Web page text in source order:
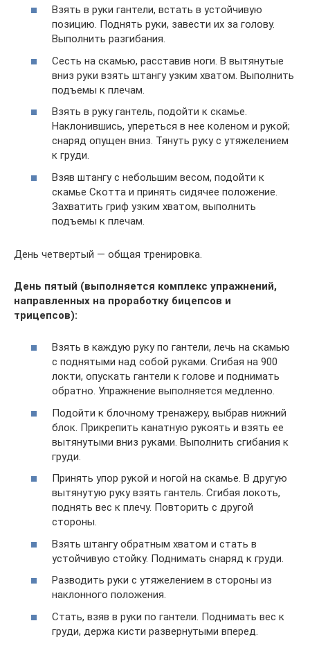
Взять в руки гантели, встать в устойчивую
позицию. Поднять руки, завести их за голову.
Выполнить разгибания.
Сесть на скамью, расставив ноги. В вытянутые
вниз руки взять штангу узким хватом. Выполнить
подъемы к плечам.
Взять в руку гантель, подойти к скамье.
Наклонившись, упереться в нее коленом и рукой;
снаряд опущен вниз. Тянуть руку с утяжелением
к груди.
Взяв штангу с небольшим весом, подойти к
скамье Скотта и принять сидячее положение.
Захватить гриф узким хватом, выполнить
подъемы к плечам.
День четвертый — общая тренировка.
День пятый (выполняется комплекс упражнений,
направленных на проработку бицепсов и
трицепсов):
Взять в каждую руку по гантели, лечь на скамью
с поднятыми над собой руками. Сгибая на 900
локти, опускать гантели к голове и поднимать
обратно. Упражнение выполняется медленно.
Подойти к блочному тренажеру, выбрав нижний
блок. Прикрепить канатную рукоять и взять ее
вытянутыми вниз руками. Выполнить сгибания к
груди.
Принять упор рукой и ногой на скамье. В другую
вытянутую руку взять гантель. Сгибая локоть,
поднять вес к плечу. Повторить с другой
стороны.
Взять штангу обратным хватом и стать в
устойчивую стойку. Поднимать снаряд к груди.
Разводить руки с утяжелением в стороны из
наклонного положения.
Стать, взяв в руки по гантели. Поднимать вес к
груди, держа кисти развернутыми вперед.